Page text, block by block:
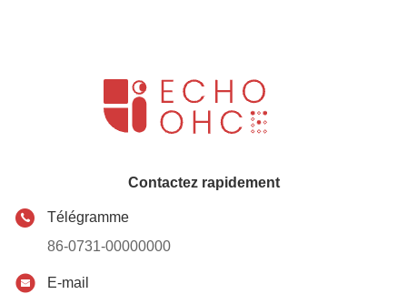
Contactez rapidement
Télégramme
86-0731-00000000
E-mail